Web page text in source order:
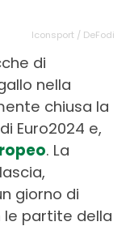
Iconsport / DeFodi
di
nella
chiusa la
Euro2024 e,
. La
giorno di
le partite della